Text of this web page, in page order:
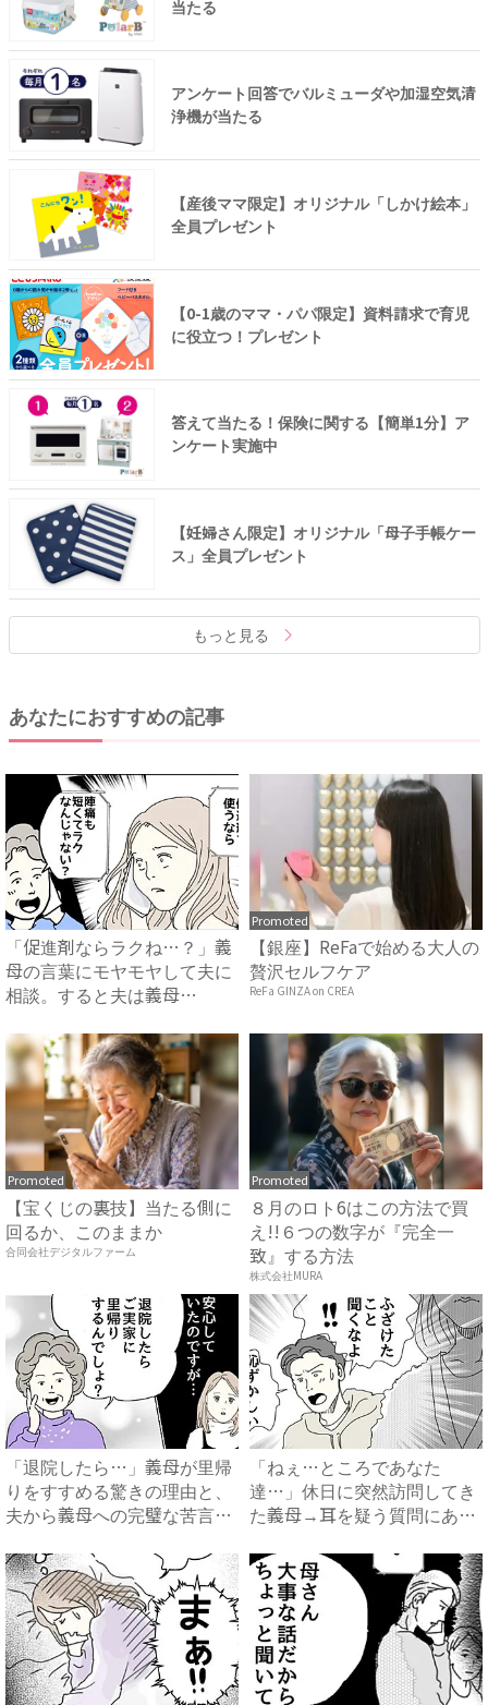
当たる
アンケート回答でバルミューダや加湿空気清
浄機が当たる
【産後ママ限定】オリジナル「しかけ絵本」
全員プレゼント
【0-1歳のママ・パパ限定】資料請求で育児
に役立つ！プレゼント
答えて当たる！保険に関する【簡単1分】ア
ンケート実施中
【妊婦さん限定】オリジナル「母子手帳ケー
ス」全員プレゼント
もっと見る
あなたにおすすめの記事
「促進剤ならラクね…？」義
母の言葉にモヤモヤして夫に
相談。すると夫は義母
Promoted
【銀座】ReFaで始める大人の
贅沢セルフケア
ReFa GINZA on CREA
Promoted
【宝くじの裏技】当たる側に
回るか、このままか
合同会社デジタルファーム
Promoted
８月のロト6はこの方法で買
え!!６つの数字が『完全一
致』する方法
株式会社MURA
「退院したら…」義母が里帰
りをすすめる驚きの理由と、
夫から義母への完璧な苦言
「ねぇ…ところであなた
達…」休日に突然訪問してき
た義母→耳を疑う質問にあ